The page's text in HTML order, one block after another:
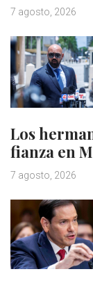
7 agosto, 2026
Los
fianza en
7 agosto, 2026